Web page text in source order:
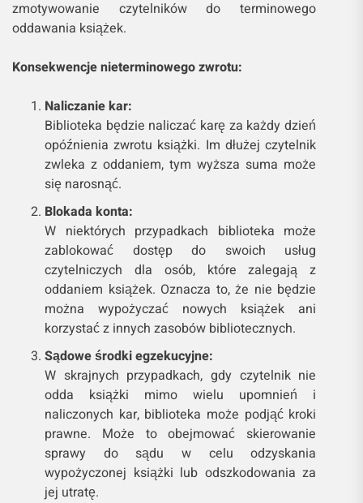
zmotywowanie czytelników do terminowego
oddawania książek.
Konsekwencje nieterminowego zwrotu:
Naliczanie kar:
Biblioteka będzie naliczać karę za każdy dzień
opóźnienia zwrotu książki. Im dłużej czytelnik
zwleka z oddaniem, tym wyższa suma może
się narosnąć.
Blokada konta:
W niektórych przypadkach biblioteka może
zablokować dostęp do swoich usług
czytelniczych dla osób, które zalegają z
oddaniem książek. Oznacza to, że nie będzie
można wypożyczać nowych książek ani
korzystać z innych zasobów bibliotecznych.
Sądowe środki egzekucyjne:
W skrajnych przypadkach, gdy czytelnik nie
odda książki mimo wielu upomnień i
naliczonych kar, biblioteka może podjąć kroki
prawne. Może to obejmować skierowanie
sprawy do sądu w celu odzyskania
wypożyczonej książki lub odszkodowania za
jej utratę.